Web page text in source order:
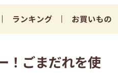
ランキング お買いもの
！ごまだれを使